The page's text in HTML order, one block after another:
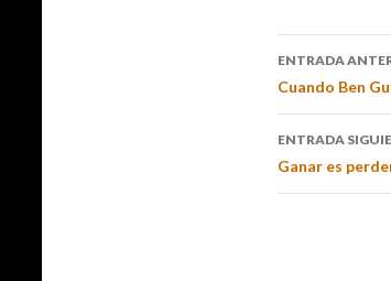
ENTRADA
Cuando Ben
ENTRADA
Ganar es